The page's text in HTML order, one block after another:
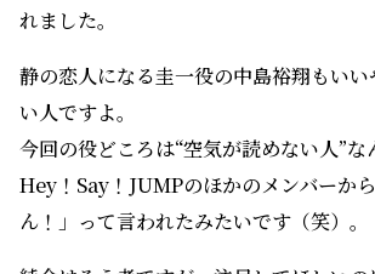
れました。
静の恋人になる圭一役の中島裕翔もい
い人ですよ。
今回の役どころは“空気が読めない人”な
Hey！Say！JUMPのほかのメンバーか
ん！」って言われたみたいです（笑）。